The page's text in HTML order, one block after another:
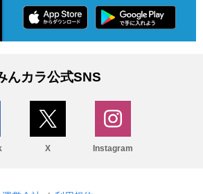
んカラ公式SNS
X Instagram